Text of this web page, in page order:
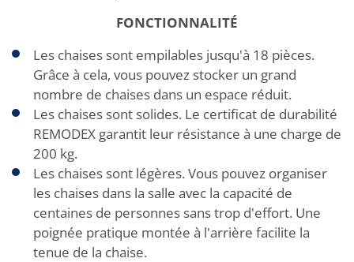
FONCTIONNALITÉ
Les chaises sont empilables jusqu'à 18 pièces.
Grâce à cela, vous pouvez stocker un grand
nombre de chaises dans un espace réduit.
Les chaises sont solides. Le certificat de durabilité
REMODEX garantit leur résistance à une charge de
200 kg.
Les chaises sont légères. Vous pouvez organiser
les chaises dans la salle avec la capacité de
centaines de personnes sans trop d'effort. Une
poignée pratique montée à l'arrière facilite la
tenue de la chaise.